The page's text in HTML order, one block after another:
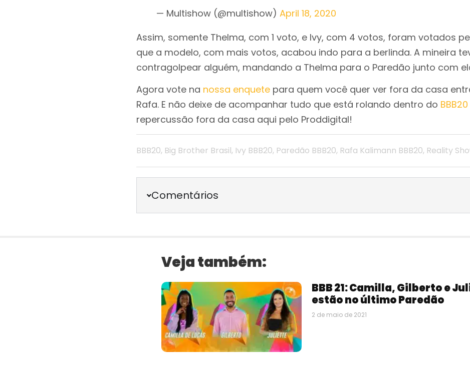
— Multishow (@multishow) April 18, 2020
Assim, somente Thelma, com 1 voto, e Ivy, com 4 votos, foram votados
que a modelo, com mais votos, acabou indo para a berlinda. A mineira
contragolpear alguém, mandando a Thelma para o Paredão junto com
Agora vote na nossa enquete para quem você quer ver fora da casa
Rafa. E não deixe de acompanhar tudo que está rolando dentro do BBB20
repercussão fora da casa aqui pelo Proddigital!
BBB20, Big Brother Brasil, Ivy BBB20, Paredão BBB20, Rafa Kalimann BBB20, Reality
Comentários
Veja também:
BBB 21: Camilla, Gilberto e
estão no último Paredão
2 de maio de 2021